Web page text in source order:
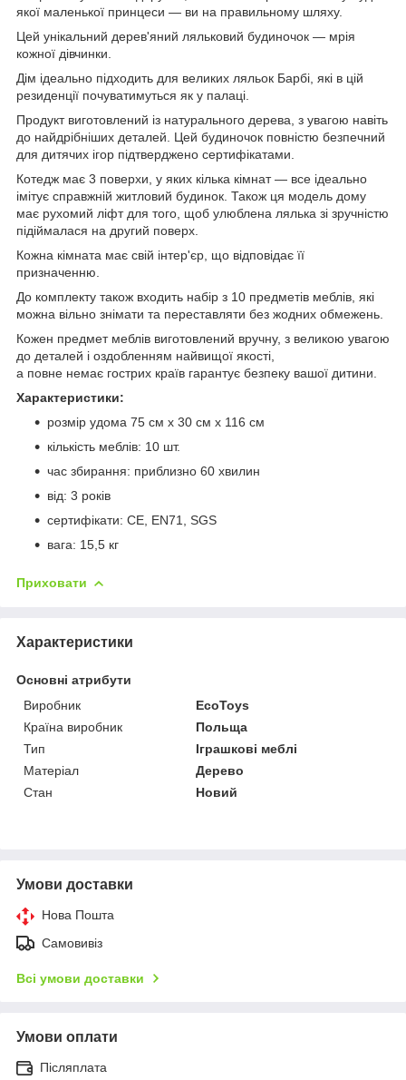
якої маленької принцеси — ви на правильному шляху.
Цей унікальний дерев'яний ляльковий будиночок — мрія
кожної дівчинки.
Дім ідеально підходить для великих ляльок Барбі, які в цій
резиденції почуватимуться як у палаці.
Продукт виготовлений із натурального дерева, з увагою навіть
до найдрібніших деталей. Цей будиночок повністю безпечний
для дитячих ігор підтверджено сертифікатами.
Котедж має 3 поверхи, у яких кілька кімнат — все ідеально
імітує справжній житловий будинок. Також ця модель дому
має рухомий ліфт для того, щоб улюблена лялька зі зручністю
підіймалася на другий поверх.
Кожна кімната має свій інтер'єр, що відповідає її
призначенню.
До комплекту також входить набір з 10 предметів меблів, які
можна вільно знімати та переставляти без жодних обмежень.
Кожен предмет меблів виготовлений вручну, з великою увагою
до деталей і оздобленням найвищої якості,
а повне немає гострих країв гарантує безпеку вашої дитини.
Характеристики:
розмір удома 75 ​​см х 30 см х 116 см
кількість меблів: 10 шт.
час збирання: приблизно 60 хвилин
від: 3 років
сертифікати: CE, EN71, SGS
вага: 15,5 кг
Приховати
Характеристики
Основні атрибути
Виробник
EcoToys
Країна виробник
Польща
Тип
Іграшкові меблі
Матеріал
Дерево
Стан
Новий
Умови доставки
Нова Пошта
Самовивіз
Всі умови доставки
Умови оплати
Післяплата